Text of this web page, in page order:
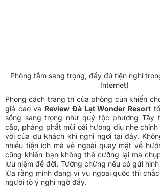
Phòng tắm sang trọng, đầy đủ tiện nghi
Internet)
Phong cách trang trí của phòng cũn khiến
giá cao và Review Đà Lạt Wonder Resort
sống sang trọng như quý tộc phương Tây
cấp, phảng phất mùi oải hương dịu nhẹ
vời của du khách khi nghỉ ngơi tại đây.
nhiều tiện ích mà vẻ ngoài quay mặt về
cũng khiến bạn không thể cưỡng lại mà
lưu niệm để đời. Tưởng chừng nếu có gửi
lừa rằng mình đang vi vu ngoại quốc thì
người tỏ ý nghi ngờ đấy.